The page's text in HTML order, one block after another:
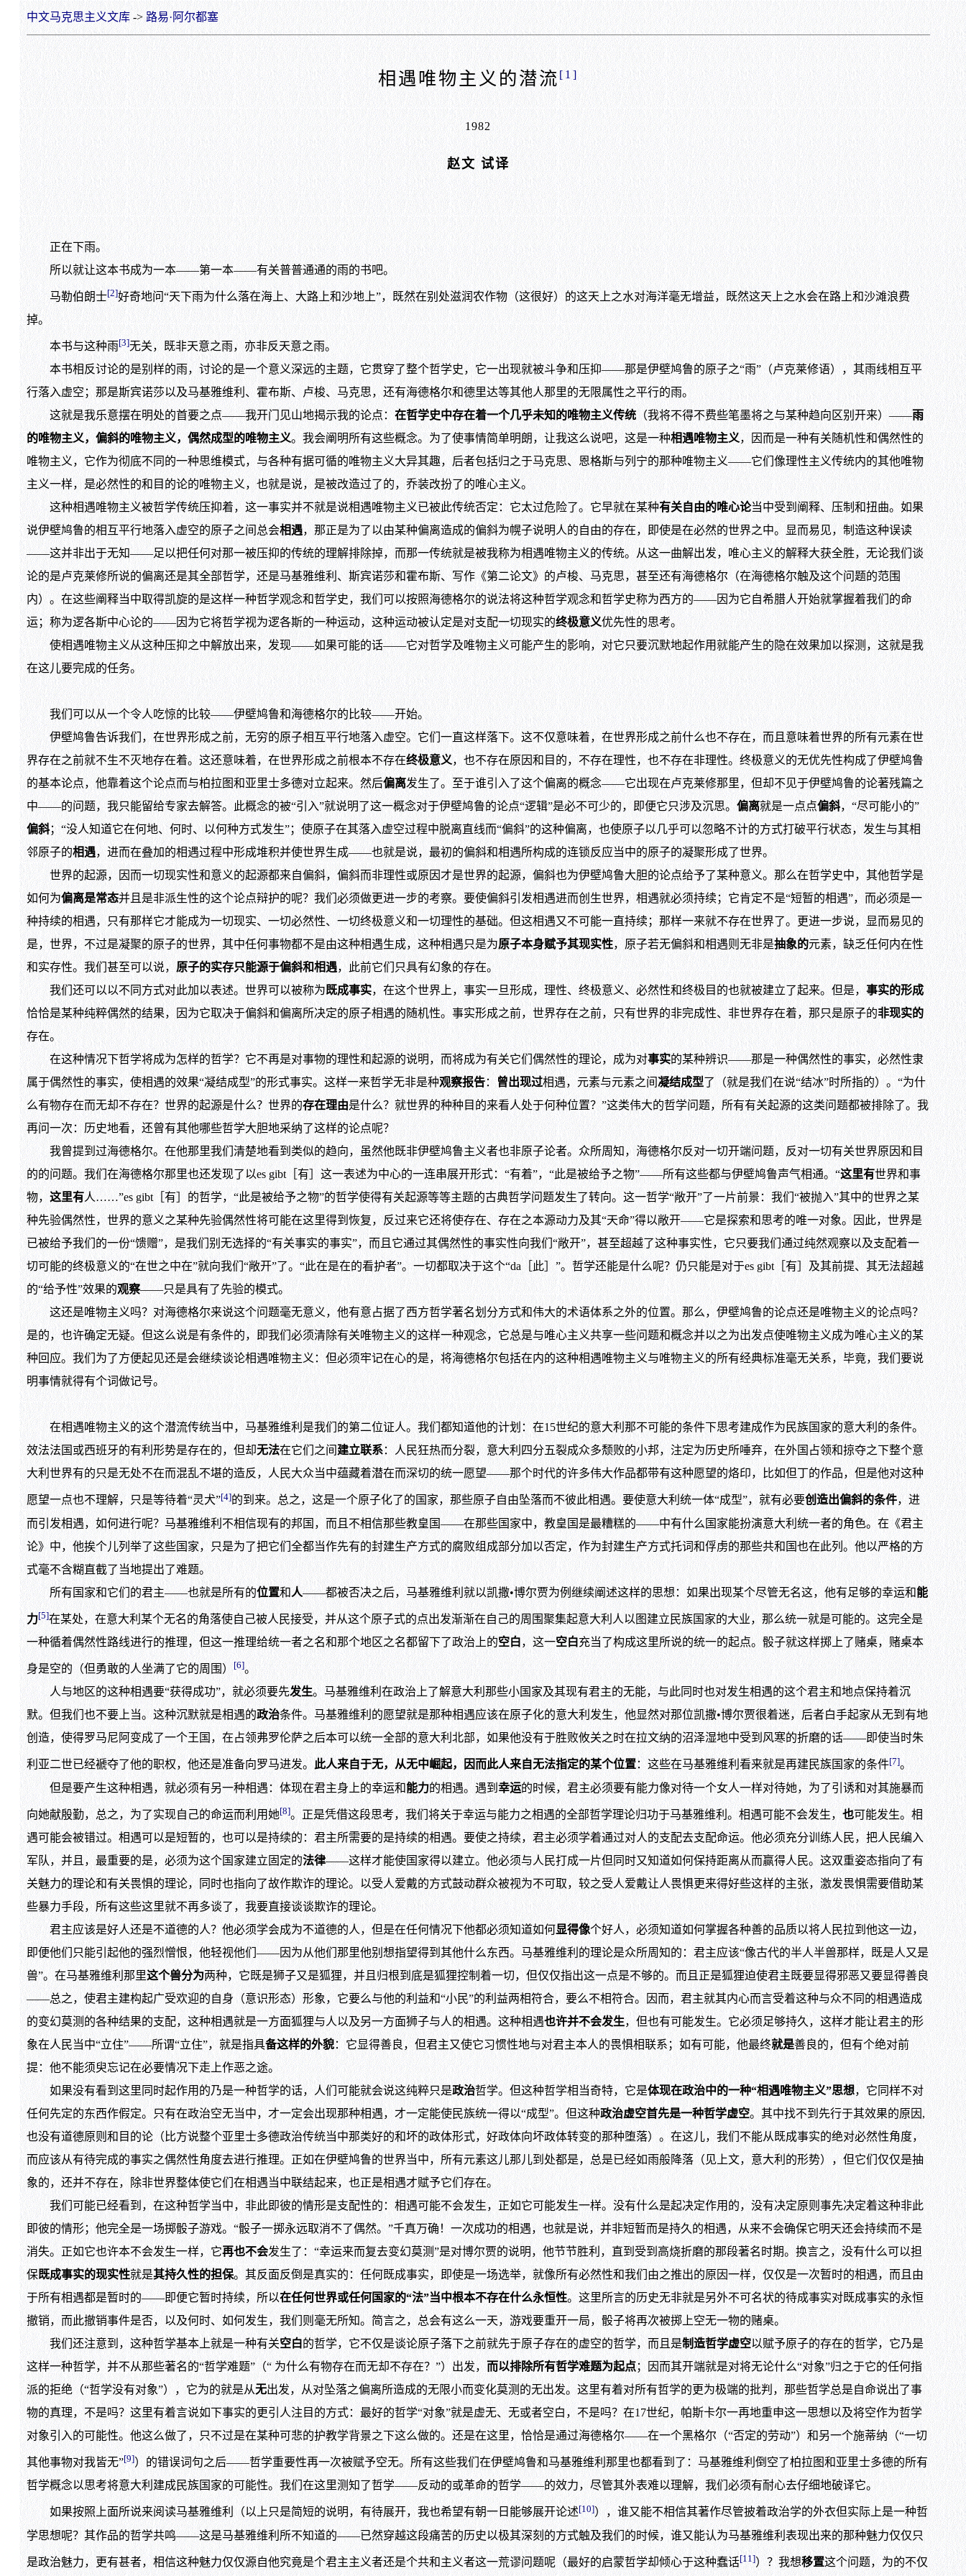
中文马克思主义文库-> 路易·阿尔都塞
相遇唯物主义的潜流 [1]
1982
赵文 试译
正在下雨。
所以就让这本书成为一本——第一本——有关普普通通的雨的书吧。
马勒伯朗士[2]好奇地问“天下雨为什么落在海上、大路上和沙地上”，既然在别处滋润农作物（这很好）的这天上之水对海洋毫无增益，既然这天上之水会在路上和沙滩浪费
掉。
本书与这种雨[3]无关，既非天意之雨，亦非反天意之雨。
本书相反讨论的是别样的雨，讨论的是一个意义深远的主题，它贯穿了整个哲学史，它一出现就被斗争和压抑——那是伊壁鸠鲁的原子之“雨”（卢克莱修语），其雨线相互平
行落入虚空；那是斯宾诺莎以及马基雅维利、霍布斯、卢梭、马克思，还有海德格尔和德里达等其他人那里的无限属性之平行的雨。
这就是我乐意摆在明处的首要之点——我开门见山地揭示我的论点：在哲学史中存在着一个几乎未知的唯物主义传统（我将不得不费些笔墨将之与某种趋向区别开来）——雨
的唯物主义，偏斜的唯物主义，偶然成型的唯物主义。我会阐明所有这些概念。为了使事情简单明朗，让我这么说吧，这是一种相遇唯物主义，因而是一种有关随机性和偶然性的
唯物主义，它作为彻底不同的一种思维模式，与各种有据可循的唯物主义大异其趣，后者包括归之于马克思、恩格斯与列宁的那种唯物主义——它们像理性主义传统内的其他唯物
主义一样，是必然性的和目的论的唯物主义，也就是说，是被改造过了的，乔装改扮了的唯心主义。
这种相遇唯物主义被哲学传统压抑着，这一事实并不就是说相遇唯物主义已被此传统否定：它太过危险了。它早就在某种有关自由的唯心论当中受到阐释、压制和扭曲。如果
说伊壁鸠鲁的相互平行地落入虚空的原子之间总会相遇，那正是为了以由某种偏离造成的偏斜为幌子说明人的自由的存在，即使是在必然的世界之中。显而易见，制造这种误读
——这并非出于无知——足以把任何对那一被压抑的传统的理解排除掉，而那一传统就是被我称为相遇唯物主义的传统。从这一曲解出发，唯心主义的解释大获全胜，无论我们谈
论的是卢克莱修所说的偏离还是其全部哲学，还是马基雅维利、斯宾诺莎和霍布斯、写作《第二论文》的卢梭、马克思，甚至还有海德格尔（在海德格尔触及这个问题的范围
内）。在这些阐释当中取得凯旋的是这样一种哲学观念和哲学史，我们可以按照海德格尔的说法将这种哲学观念和哲学史称为西方的——因为它自希腊人开始就掌握着我们的命
运；称为逻各斯中心论的——因为它将哲学视为逻各斯的一种运动，这种运动被认定是对支配一切现实的终极意义优先性的思考。
使相遇唯物主义从这种压抑之中解放出来，发现——如果可能的话——它对哲学及唯物主义可能产生的影响，对它只要沉默地起作用就能产生的隐在效果加以探测，这就是我
在这儿要完成的任务。
我们可以从一个令人吃惊的比较——伊壁鸠鲁和海德格尔的比较——开始。
伊壁鸠鲁告诉我们，在世界形成之前，无穷的原子相互平行地落入虚空。它们一直这样落下。这不仅意味着，在世界形成之前什么也不存在，而且意味着世界的所有元素在世
界存在之前就不生不灭地存在着。这还意味着，在世界形成之前根本不存在终极意义，也不存在原因和目的，不存在理性，也不存在非理性。终极意义的无优先性构成了伊壁鸠鲁
的基本论点，他靠着这个论点而与柏拉图和亚里士多德对立起来。然后偏离发生了。至于谁引入了这个偏离的概念——它出现在卢克莱修那里，但却不见于伊壁鸠鲁的论著残篇之
中——的问题，我只能留给专家去解答。此概念的被“引入”就说明了这一概念对于伊壁鸠鲁的论点“逻辑”是必不可少的，即便它只涉及沉思。 偏离就是一点点偏斜，“尽可能小的”
偏斜；“没人知道它在何地、何时、以何种方式发生”；使原子在其落入虚空过程中脱离直线而“偏斜”的这种偏离，也使原子以几乎可以忽略不计的方式打破平行状态，发生与其相
邻原子的相遇，进而在叠加的相遇过程中形成堆积并使世界生成——也就是说，最初的偏斜和相遇所构成的连锁反应当中的原子的凝聚形成了世界。
世界的起源，因而一切现实性和意义的起源都来自偏斜，偏斜而非理性或原因才是世界的起源，偏斜也为伊壁鸠鲁大胆的论点给予了某种意义。那么在哲学史中，其他哲学是
如何为偏离是常态并且是非派生性的这个论点辩护的呢？我们必须做更进一步的考察。要使偏斜引发相遇进而创生世界，相遇就必须持续；它肯定不是“短暂的相遇”，而必须是一
种持续的相遇，只有那样它才能成为一切现实、一切必然性、一切终极意义和一切理性的基础。但这相遇又不可能一直持续；那样一来就不存在世界了。更进一步说，显而易见的
是，世界，不过是凝聚的原子的世界，其中任何事物都不是由这种相遇生成，这种相遇只是为原子本身赋予其现实性，原子若无偏斜和相遇则无非是抽象的元素，缺乏任何内在性
和实存性。我们甚至可以说， 原子的实存只能源于偏斜和相遇，此前它们只具有幻象的存在。
我们还可以以不同方式对此加以表述。世界可以被称为既成事实，在这个世界上，事实一旦形成，理性、终极意义、必然性和终极目的也就被建立了起来。但是， 事实的形成
恰恰是某种纯粹偶然的结果，因为它取决于偏斜和偏离所决定的原子相遇的随机性。事实形成之前，世界存在之前，只有世界的非完成性、非世界存在着，那只是原子的非现实的
存在。
在这种情况下哲学将成为怎样的哲学？它不再是对事物的理性和起源的说明，而将成为有关它们偶然性的理论，成为对事实的某种辨识——那是一种偶然性的事实，必然性隶
属于偶然性的事实，使相遇的效果“凝结成型”的形式事实。这样一来哲学无非是种观察报告： 曾出现过相遇，元素与元素之间凝结成型了（就是我们在说“结冰”时所指的）。“为什
么有物存在而无却不存在？世界的起源是什么？世界的存在理由是什么？就世界的种种目的来看人处于何种位置？”这类伟大的哲学问题，所有有关起源的这类问题都被排除了。我
再问一次：历史地看，还曾有其他哪些哲学大胆地采纳了这样的论点呢？
我曾提到过海德格尔。在他那里我们清楚地看到类似的趋向，虽然他既非伊壁鸠鲁主义者也非原子论者。众所周知，海德格尔反对一切开端问题，反对一切有关世界原因和目
的的问题。我们在海德格尔那里也还发现了以es gibt［有］这一表述为中心的一连串展开形式：“有着”，“此是被给予之物”——所有这些都与伊壁鸠鲁声气相通。“这里有世界和事
物， 这里有人……”es gibt［有］的哲学，“此是被给予之物”的哲学使得有关起源等等主题的古典哲学问题发生了转向。这一哲学“敞开”了一片前景：我们“被抛入”其中的世界之某
种先验偶然性，世界的意义之某种先验偶然性将可能在这里得到恢复，反过来它还将使存在、存在之本源动力及其“天命”得以敞开——它是探索和思考的唯一对象。因此，世界是
已被给予我们的一份“馈赠”，是我们别无选择的“有关事实的事实”，而且它通过其偶然性的事实性向我们“敞开”，甚至超越了这种事实性，它只要我们通过纯然观察以及支配着一
切可能的终极意义的“在世之中在”就向我们“敞开”了。“此在是在的看护者”。一切都取决于这个“da［此］”。哲学还能是什么呢？仍只能是对于es gibt［有］及其前提、其无法超越
的“给予性”效果的观察——只是具有了先验的模式。
这还是唯物主义吗？对海德格尔来说这个问题毫无意义，他有意占据了西方哲学著名划分方式和伟大的术语体系之外的位置。那么，伊壁鸠鲁的论点还是唯物主义的论点吗？
是的，也许确定无疑。但这么说是有条件的，即我们必须清除有关唯物主义的这样一种观念，它总是与唯心主义共享一些问题和概念并以之为出发点使唯物主义成为唯心主义的某
种回应。我们为了方便起见还是会继续谈论相遇唯物主义：但必须牢记在心的是，将海德格尔包括在内的这种相遇唯物主义与唯物主义的所有经典标准毫无关系，毕竟，我们要说
明事情就得有个词做记号。
在相遇唯物主义的这个潜流传统当中，马基雅维利是我们的第二位证人。我们都知道他的计划：在15世纪的意大利那不可能的条件下思考建成作为民族国家的意大利的条件。
效法法国或西班牙的有利形势是存在的，但却无法在它们之间 建立联系：人民狂热而分裂，意大利四分五裂成众多颓败的小邦，注定为历史所唾弃，在外国占领和掠夺之下整个意
大利世界有的只是无处不在而混乱不堪的造反，人民大众当中蕴藏着潜在而深切的统一愿望——那个时代的许多伟大作品都带有这种愿望的烙印，比如但丁的作品，但是他对这种
愿望一点也不理解，只是等待着“灵犬”[4]的到来。总之，这是一个原子化了的国家，那些原子自由坠落而不彼此相遇。要使意大利统一体“成型”，就有必要创造出偏斜的条件，进
而引发相遇，如何进行呢？马基雅维利不相信现有的邦国，而且不相信那些教皇国——在那些国家中，教皇国是最糟糕的——中有什么国家能扮演意大利统一者的角色。在《君主
论》中，他挨个儿列举了这些国家，只是为了把它们全都当作先有的封建生产方式的腐败组成部分加以否定，作为封建生产方式托词和俘虏的那些共和国也在此列。他以严格的方
式毫不含糊直截了当地提出了难题。
所有国家和它们的君主——也就是所有的位置和人——都被否决之后，马基雅维利就以凯撒•博尔贾为例继续阐述这样的思想：如果出现某个尽管无名这，他有足够的幸运和能
力[5]在某处，在意大利某个无名的角落使自己被人民接受，并从这个原子式的点出发渐渐在自己的周围聚集起意大利人以图建立民族国家的大业，那么统一就是可能的。这完全是
一种循着偶然性路线进行的推理，但这一推理给统一者之名和那个地区之名都留下了政治上的空白，这一空白充当了构成这里所说的统一的起点。骰子就这样掷上了赌桌，赌桌本
身是空的（但勇敢的人坐满了它的周围） [6]。
人与地区的这种相遇要“获得成功”，就必须要先发生。马基雅维利在政治上了解意大利那些小国家及其现有君主的无能，与此同时也对发生相遇的这个君主和地点保持着沉
默。但我们也不要上当。这种沉默就是相遇的政治条件。马基雅维利的愿望就是那种相遇应该在原子化的意大利发生，他显然对那位凯撒•博尔贾很着迷，后者白手起家从无到有地
创造，使得罗马尼阿变成了一个王国，在占领弗罗伦萨之后本可以统一全部的意大利北部，如果他没有于胜败攸关之时在拉文纳的沼泽湿地中受到风寒的折磨的话——即使当时朱
利亚二世已经褫夺了他的职权，他还是准备向罗马进发。 此人来自于无，从无中崛起，因而此人来自无法指定的某个位置：这些在马基雅维利看来就是再建民族国家的条件[7]。
但是要产生这种相遇，就必须有另一种相遇：体现在君主身上的幸运和能力的相遇。遇到 幸运的时候，君主必须要有能力像对待一个女人一样对待她，为了引诱和对其施暴而
向她献殷勤，总之，为了实现自己的命运而利用她[8]。正是凭借这段思考，我们将关于幸运与能力之相遇的全部哲学理论归功于马基雅维利。相遇可能不会发生， 也可能发生。相
遇可能会被错过。相遇可以是短暂的，也可以是持续的：君主所需要的是持续的相遇。要使之持续，君主必须学着通过对人的支配去支配命运。他必须充分训练人民，把人民编入
军队，并且，最重要的是，必须为这个国家建立固定的法律——这样才能使国家得以建立。他必须与人民打成一片但同时又知道如何保持距离从而赢得人民。这双重姿态指向了有
关魅力的理论和有关畏惧的理论，同时也指向了故作欺诈的理论。以受人爱戴的方式鼓动群众被视为不可取，较之受人爱戴让人畏惧更来得好些这样的主张，激发畏惧需要借助某
些暴力手段，所有这些这里就不再多谈了，我要直接谈谈欺诈的理论。
君主应该是好人还是不道德的人？他必须学会成为不道德的人，但是在任何情况下他都必须知道如何显得像个好人，必须知道如何掌握各种善的品质以将人民拉到他这一边，
即便他们只能引起他的强烈憎恨，他轻视他们——因为从他们那里他别想指望得到其他什么东西。马基雅维利的理论是众所周知的：君主应该“像古代的半人半兽那样，既是人又是
兽”。在马基雅维利那里这个兽分为两种，它既是狮子又是狐狸，并且归根到底是狐狸控制着一切，但仅仅指出这一点是不够的。而且正是狐狸迫使君主既要显得邪恶又要显得善良
——总之，使君主建构起广受欢迎的自身（意识形态）形象，它要么与他的利益和“小民”的利益两相符合，要么不相符合。因而，君主就其内心而言受着这种与众不同的相遇造成
的变幻莫测的各种结果的支配，这种相遇就是一方面狐狸与人以及另一方面狮子与人的相遇。这种相遇也许并不会发生，但也有可能发生。它必须足够持久，这样才能让君主的形
象在人民当中“立住”——所谓“立住”，就是指具备这样的外貌：它显得善良，但君主又使它习惯性地与对君主本人的畏惧相联系；如有可能，他最终就是善良的，但有个绝对前
提：他不能须臾忘记在必要情况下走上作恶之途。
如果没有看到这里同时起作用的乃是一种哲学的话，人们可能就会说这纯粹只是政治哲学。但这种哲学相当奇特，它是体现在政治中的一种“相遇唯物主义”思想，它同样不对
任何先定的东西作假定。只有在政治空无当中，才一定会出现那种相遇，才一定能使民族统一得以“成型”。但这种政治虚空首先是一种哲学虚空。其中找不到先行于其效果的原因,
也没有道德原则和目的论（比方说整个亚里士多德政治传统当中那类好的和坏的政体形式，好政体向坏政体转变的那种堕落）。在这儿，我们不能从既成事实的绝对必然性角度，
而应该从有待完成的事实之偶然性角度去进行推理。正如在伊壁鸠鲁的世界当中，所有元素这儿那儿到处都是，总是已经如雨般降落（见上文，意大利的形势），但它们仅仅是抽
象的，还并不存在，除非世界整体使它们在相遇当中联结起来，也正是相遇才赋予它们存在。
我们可能已经看到，在这种哲学当中，非此即彼的情形是支配性的：相遇可能不会发生，正如它可能发生一样。没有什么是起决定作用的，没有决定原则事先决定着这种非此
即彼的情形；他完全是一场掷骰子游戏。“骰子一掷永远取消不了偶然。”千真万确！一次成功的相遇，也就是说，并非短暂而是持久的相遇，从来不会确保它明天还会持续而不是
消失。正如它也许本不会发生一样，它再也不会发生了：“幸运来而复去变幻莫测”是对博尔贾的说明，他节节胜利，直到受到高烧折磨的那段著名时期。换言之，没有什么可以担
保既成事实的现实性就是其持久性的担保。其反面反倒是真实的：任何既成事实，即使是一场选举，就像所有必然性和我们由之推出的原因一样，仅仅是一次暂时的相遇，而且由
于所有相遇都是暂时的——即便它暂时持续，所以在任何世界或任何国家的“法”当中根本不存在什么永恒性。这里所言的历史无非就是另外不可名状的待成事实对既成事实的永恒
撤销，而此撤销事件是否，以及何时、如何发生，我们则毫无所知。简言之，总会有这么一天，游戏要重开一局，骰子将再次被掷上空无一物的赌桌。
我们还注意到，这种哲学基本上就是一种有关空白的哲学，它不仅是谈论原子落下之前就先于原子存在的虚空的哲学，而且是制造哲学虚空以赋予原子的存在的哲学，它乃是
这样一种哲学，并不从那些著名的“哲学难题”（“ 为什么有物存在而无却不存在？”）出发， 而以排除所有哲学难题为起点；因而其开端就是对将无论什么“对象”归之于它的任何指
派的拒绝（“哲学没有对象”），它为的就是从无出发，从对坠落之偏离所造成的无限小而变化莫测的无出发。这里有着对所有哲学的更为极端的批判，那些哲学总是自命说出了事
物的真理，不是吗？这里有着言说如下事实的更引人注目的方式：最好的哲学“对象”就是虚无、无或者空白，不是吗？在17世纪，帕斯卡尔一再地重申这一思想以及将空作为哲学
对象引入的可能性。他这么做了，只不过是在某种可悲的护教学背景之下这么做的。还是在这里，恰恰是通过海德格尔——在一个黑格尔（“否定的劳动”）和另一个施蒂纳（“一切
其他事物对我皆无”[9]）的错误词句之后——哲学重要性再一次被赋予空无。所有这些我们在伊壁鸠鲁和马基雅维利那里也都看到了：马基雅维利倒空了柏拉图和亚里士多德的所有
哲学概念以思考将意大利建成民族国家的可能性。我们在这里测知了哲学——反动的或革命的哲学——的效力，尽管其外表难以理解，我们必须有耐心去仔细地破译它。
如果按照上面所说来阅读马基雅维利（以上只是简短的说明，有待展开，我也希望有朝一日能够展开论述[10]），谁又能不相信其著作尽管披着政治学的外衣但实际上是一种哲
学思想呢？其作品的哲学共鸣——这是马基雅维利所不知道的——已然穿越这段痛苦的历史以极其深刻的方式触及我们的时候，谁又能认为马基雅维利表现出来的那种魅力仅仅只
是政治魅力，更有甚者，相信这种魅力仅仅源自他究竟是个君主主义者还是个共和主义者这一荒谬问题呢（最好的启蒙哲学却倾心于这种蠢话[11]）？我想移置这个问题，为的不仅